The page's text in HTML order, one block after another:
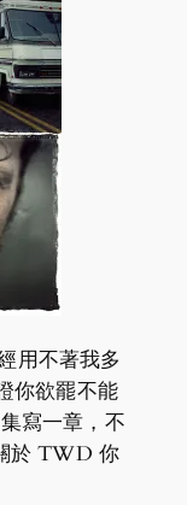
用不著我多
你欲罷不能
寫一章，不
於 TWD 你